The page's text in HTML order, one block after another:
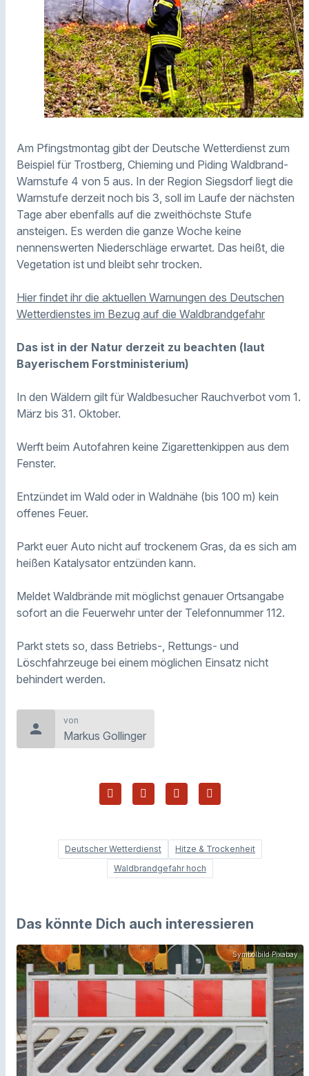
Am Pfingstmontag gibt der Deutsche Wetterdienst zum
Beispiel für Trostberg, Chieming und Piding Waldbrand-
Warnstufe 4 von 5 aus. In der Region Siegsdorf liegt die
Warnstufe derzeit noch bis 3, soll im Laufe der nächsten
Tage aber ebenfalls auf die zweithöchste Stufe
ansteigen. Es werden die ganze Woche keine
nennenswerten Niederschläge erwartet. Das heißt, die
Vegetation ist und bleibt sehr trocken.
Hier findet ihr die aktuellen Warnungen des Deutschen
Wetterdienstes im Bezug auf die Waldbrandgefahr
Das ist in der Natur derzeit zu beachten (laut
Bayerischem Forstministerium)
In den Wäldern gilt für Waldbesucher Rauchverbot vom 1.
März bis 31. Oktober.
Werft beim Autofahren keine Zigarettenkippen aus dem
Fenster.
Entzündet im Wald oder in Waldnähe (bis 100 m) kein
offenes Feuer.
Parkt euer Auto nicht auf trockenem Gras, da es sich am
heißen Katalysator entzünden kann.
Meldet Waldbrände mit möglichst genauer Ortsangabe
sofort an die Feuerwehr unter der Telefonnummer 112.
Parkt stets so, dass Betriebs-, Rettungs- und
Löschfahrzeuge bei einem möglichen Einsatz nicht
behindert werden.
person
von
Markus Gollinger
Deutscher Wetterdienst
Hitze & Trockenheit
Waldbrandgefahr hoch
Das könnte Dich auch interessieren
Symbolbild Pixabay